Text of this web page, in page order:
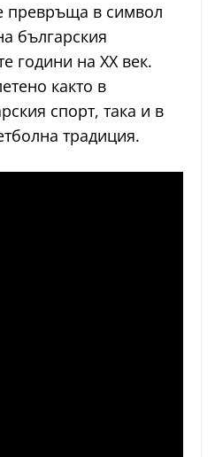
превръща в символ
българския
години на XX век.
както в
спорт, така и в
традиция.